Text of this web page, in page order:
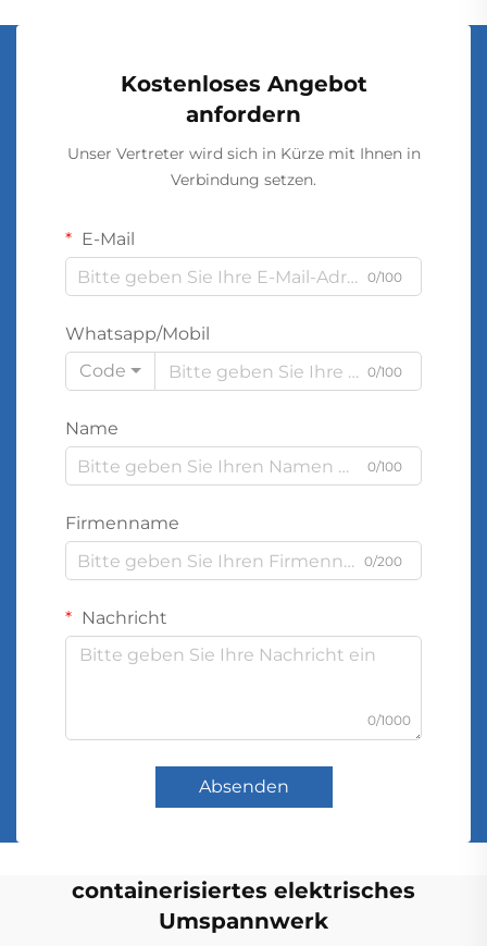
Kostenloses Angebot
anfordern
Unser Vertreter wird sich in Kürze mit Ihnen in
Verbindung setzen.
E-Mail
0/100
Whatsapp/Mobil
Code
0/100
Name
0/100
Firmenname
0/200
Nachricht
0/1000
Absenden
containerisiertes elektrisches
Umspannwerk